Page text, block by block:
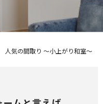
人気の間取り ～小上がり和室～